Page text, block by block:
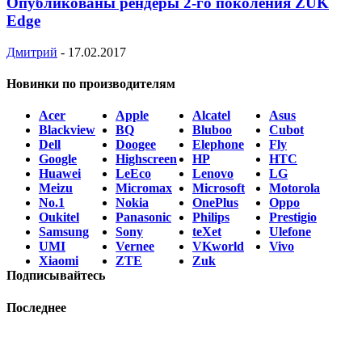
Edge
Дмитрий - 17.02.2017
Новинки по производителям
Acer Apple Alcatel
Asus
Blackview
BQ Bluboo
Cubot
Dell
Doogee Elephone
Fly
Google
Highscreen HP
HTC
Huawei
LeEco Lenovo
LG
Meizu
Micromax Microsoft
Motorola
No.1
Nokia OnePlus
Oppo
Oukitel
Panasonic Philips
Prestigio
Samsung
Sony teXet
Ulefone
UMI
Vernee VKworld
Vivo
Xiaomi
ZTE
Zuk
Подписывайтесь
Последнее